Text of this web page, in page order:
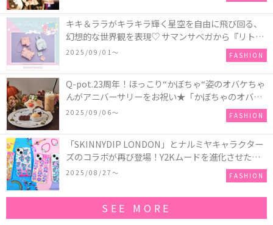
キキ＆ララがキラキラ輝く星空を自由に飛び回る、
幻想的な世界観を表現♡ サマンサベガから『リトル
ツインスターズ』50周年アニバーサリーイヤー』を
2025/09/01〜 FASHION
Q-pot.23周年！ほっこり“かぼちゃ“姿のオバケちゃ
んがアニバーサリーをお祝い★「かぼちゃのオバケ
ーキアクセサリー」が新発売！Q-pot CAFE.では
「かぼちゃのオバケーキプレート」も登場
2025/09/06〜 FASHION
「SKINNYDIP LONDON」とナルミヤキャラクター
ズのコラボが再び登場！Y2Kムードを進化させた新
作コレクションを発売♪
2025/08/27〜 FASHION
SEE MORE